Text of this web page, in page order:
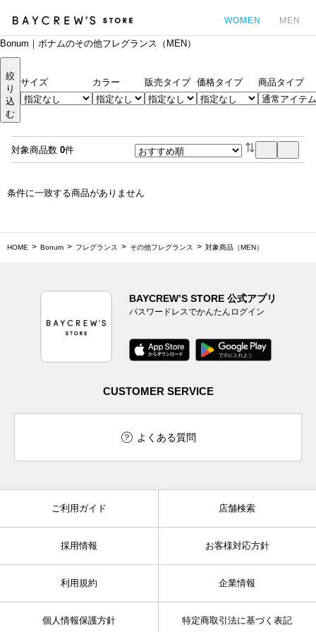
WOMEN MEN
Bonum｜ボナムのその他フレグランス（MEN）
絞
り
込
む
サイズ カラー 販売タイプ 価格タイプ 商品タイプ
対象商品数 0件
条件に一致する商品がありません
HOME Bonum フレグランス その他フレグランス 対象商品（MEN）
BAYCREW’S STORE 公式アプリ
パスワードレスでかんたんログイン
CUSTOMER SERVICE
よくある質問
ご利用ガイド 店舗検索
採用情報 お客様対応方針
利用規約 企業情報
個人情報保護方針 特定商取引法に基づく表記